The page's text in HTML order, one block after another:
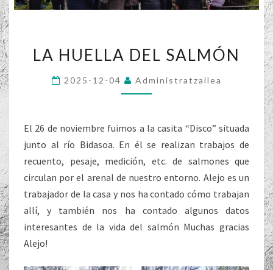
HUELLA
SALMÓN
LA HUELLA DEL SALMÓN
2025-12-04 Administratzailea
El 26 de noviembre fuimos a la casita “Disco” situada
junto al río Bidasoa. En él se realizan trabajos de
recuento, pesaje, medición, etc. de salmones que
circulan por el arenal de nuestro entorno. Alejo es un
trabajador de la casa y nos ha contado cómo trabajan
allí, y también nos ha contado algunos datos
interesantes de la vida del salmón Muchas gracias
Alejo!